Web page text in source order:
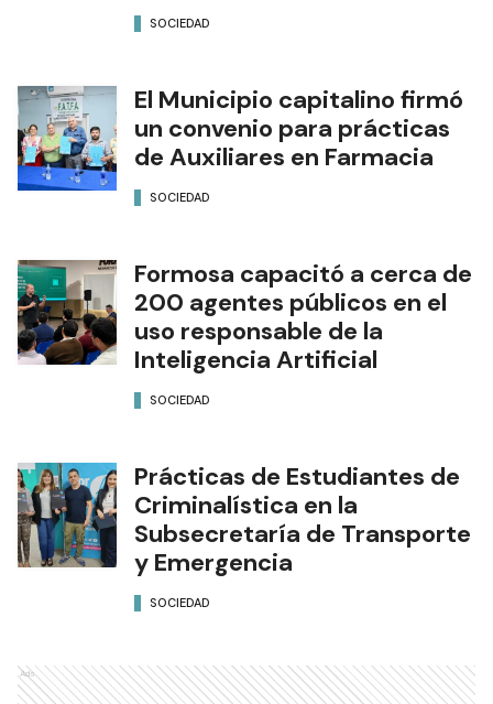
SOCIEDAD
El Municipio capitalino firmó
un convenio para prácticas
de Auxiliares en Farmacia
SOCIEDAD
Formosa capacitó a cerca de
200 agentes públicos en el
uso responsable de la
Inteligencia Artificial
SOCIEDAD
Prácticas de Estudiantes de
Criminalística en la
Subsecretaría de Transporte
y Emergencia
SOCIEDAD
Ads